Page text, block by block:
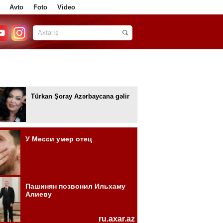
Avto Foto Video
Türkan Şoray Azərbaycana gəlir